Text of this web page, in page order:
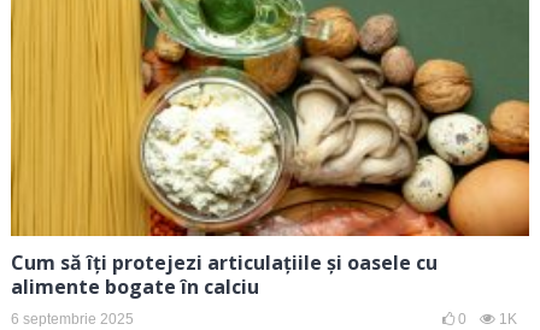
Cum să îți protejezi articulațiile și oasele cu
alimente bogate în calciu
6 septembrie 2025 0 1K